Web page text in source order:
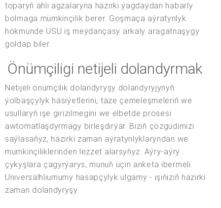
toparyň ähli agzalaryna häzirki ýagdaýdan habarly
bolmaga mümkinçilik berer. Goşmaça aýratynlyk
hökmünde USU iş meýdançasy arkaly aragatnaşygy
goldap biler.
Önümçiligi netijeli dolandyrmak
Netijeli önümçilik dolandyryşy dolandyryjynyň
ýolbaşçylyk häsiýetlerini, täze çemeleşmeleriň we
usullaryň işe girizilmegini we elbetde prosesi
awtomatlaşdyrmagy birleşdirýär. Biziň çözgüdimizi
saýlasaňyz, häzirki zaman aýratynlyklaryndan we
mümkinçiliklerinden lezzet alarsyňyz. Aýry-aýry
çykyşlara çagyrýarys, munuň üçin anketa ibermeli.
Universalhliumumy hasapçylyk ulgamy - işiňiziň häzirki
zaman dolandyryşy.